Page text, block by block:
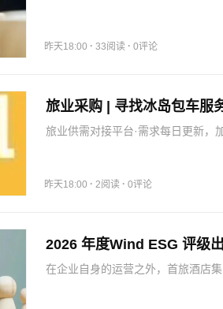
验…
昨天18:00 · 33阅读 · 0评论
旅业采购 | 寻找冰岛包车服
旅业供需对接平台·需求每日更新，
如果您也有…
昨天18:00 · 2阅读 · 0评论
2026 年度Wind ESG 评级
在企业自身的运营之外，首旅酒店